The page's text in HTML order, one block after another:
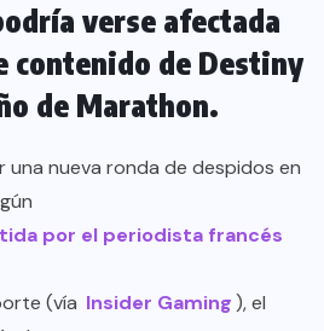
verse afectada
contenido de Destiny
de Marathon.
una nueva ronda de despidos en
por el periodista francés
(vía Insider Gaming ), el